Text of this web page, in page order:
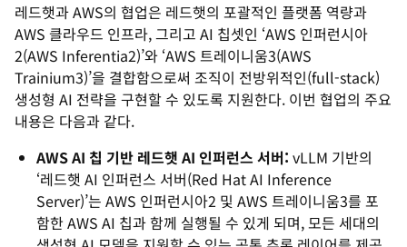
레드햇과 AWS의 협업은 레드햇의 포괄적인 플랫폼 역량과
AWS 클라우드 인프라, 그리고 AI 칩셋인 ‘AWS 인퍼런시아
2(AWS Inferentia2)’와 ‘AWS 트레이니움3(AWS
Trainium3)’을 결합함으로써 조직이 전방위적인(full-stack)
생성형 AI 전략을 구현할 수 있도록 지원한다. 이번 협업의 주요
내용은 다음과 같다.
AWS AI 칩 기반 레드햇 AI 인퍼런스 서버: vLLM 기반의
‘레드햇 AI 인퍼런스 서버(Red Hat AI Inference
Server)’는 AWS 인퍼런시아2 및 AWS 트레이니움3를 포
함한 AWS AI 칩과 함께 실행될 수 있게 되며, 모든 세대의